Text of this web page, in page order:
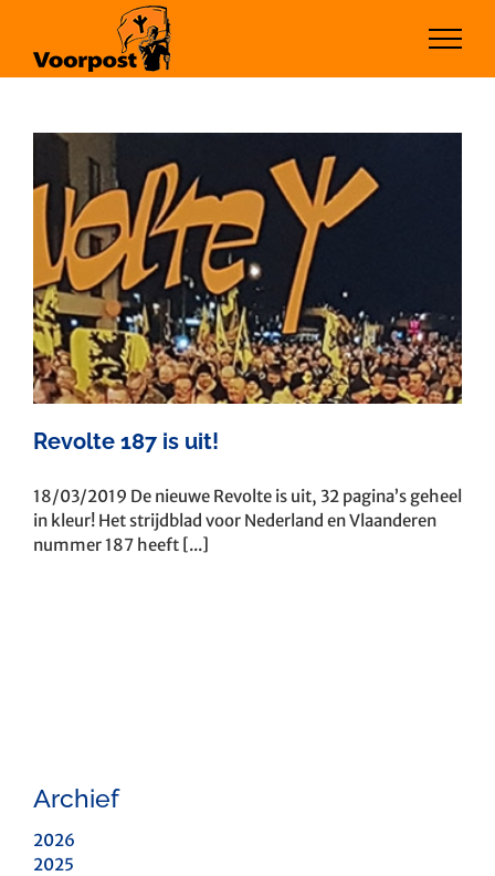
inhoud
Revolte 187 is uit!
18/03/2019 De nieuwe Revolte is uit, 32 pagina’s geheel
in kleur! Het strijdblad voor Nederland en Vlaanderen
nummer 187 heeft [...]
Archief
2026
2025